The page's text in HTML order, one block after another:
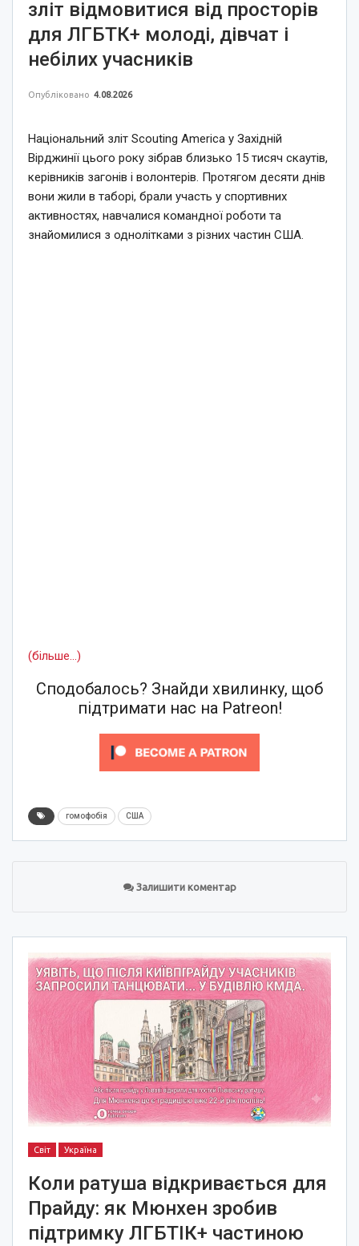
зліт відмовитися від просторів
для ЛГБТК+ молоді, дівчат і
небілих учасників
Опубліковано 4.08.2026
Національний зліт Scouting America у Західній
Вірджинії цього року зібрав близько 15 тисяч скаутів,
керівників загонів і волонтерів. Протягом десяти днів
вони жили в таборі, брали участь у спортивних
активностях, навчалися командної роботи та
знайомилися з однолітками з різних частин США.
(більше…)
Сподобалось? Знайди хвилинку, щоб
підтримати нас на Patreon!
гомофобія США
Залишити коментар
Світ Україна
Коли ратуша відкривається для
Прайду: як Мюнхен зробив
підтримку ЛГБТІК+ частиною